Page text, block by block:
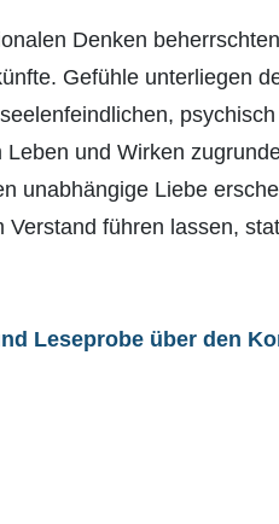
Denken
Gefühle unterliegen
Leben und Wirken
unabhängige Liebe
Verstand führen lassen,
Leseprobe über den